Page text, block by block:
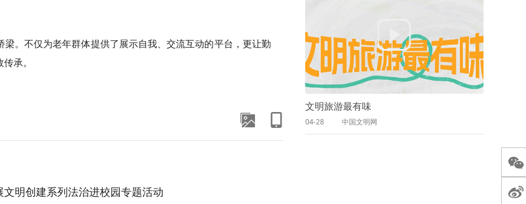
。不仅为老年群体提供了展示自我、交流互动的平台，更让勤
承。
明创建系列法治进校园专题活动
文明旅游最有味
04-28 中国文明网